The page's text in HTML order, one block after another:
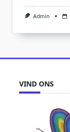
Admin
VIND ONS